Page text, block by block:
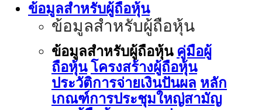
ข้อมูลสำหรับผู้ถือหุ้น
ข้อมูลสำหรับผู้ถือหุ้น
ข้อมูลสำหรับผู้ถือหุ้น คู่มือผู้
ถือหุ้น โครงสร้างผู้ถือหุ้น
ประวัติการจ่ายเงินปันผล หลัก
เกณฑ์การประชุมใหญ่สามัญ